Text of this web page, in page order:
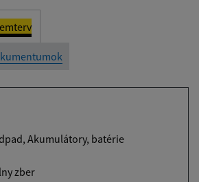
Akumulátory, batérie
zber